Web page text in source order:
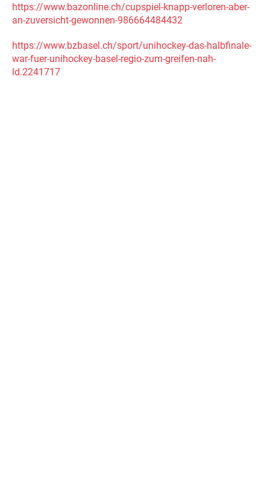
https://www.bazonline.ch/cupspiel-knapp-verloren-aber-
an-zuversicht-gewonnen-986664484432
https://www.bzbasel.ch/sport/unihockey-das-halbfinale-
war-fuer-unihockey-basel-regio-zum-greifen-nah-
ld.2241717